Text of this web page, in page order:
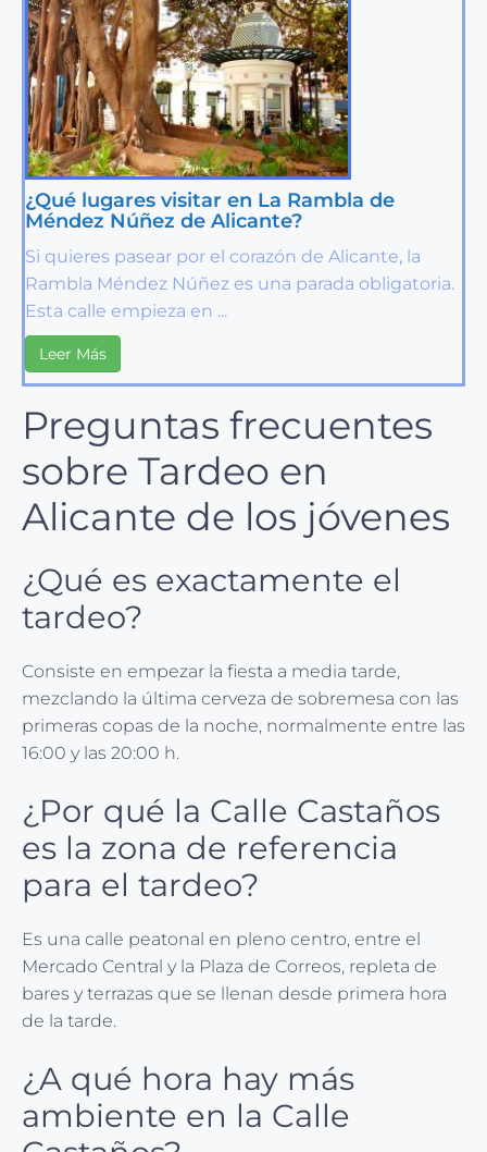
¿Qué lugares visitar en La Rambla de
Méndez Núñez de Alicante?
Si quieres pasear por el corazón de Alicante, la
Rambla Méndez Núñez es una parada obligatoria.
Esta calle empieza en ...
Leer Más
Preguntas frecuentes
sobre Tardeo en
Alicante de los jóvenes
¿Qué es exactamente el
tardeo?
Consiste en empezar la fiesta a media tarde,
mezclando la última cerveza de sobremesa con las
primeras copas de la noche, normalmente entre las
16:00 y las 20:00 h.
¿Por qué la Calle Castaños
es la zona de referencia
para el tardeo?
Es una calle peatonal en pleno centro, entre el
Mercado Central y la Plaza de Correos, repleta de
bares y terrazas que se llenan desde primera hora
de la tarde.
¿A qué hora hay más
ambiente en la Calle